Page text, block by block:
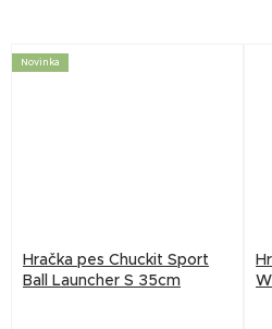
Novinka
Hračka pes Chuckit Sport
Ball Launcher S 35cm